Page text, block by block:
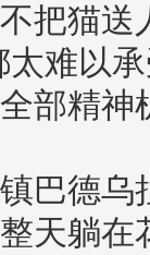
把猫
太难以
部精
巴德
天躺